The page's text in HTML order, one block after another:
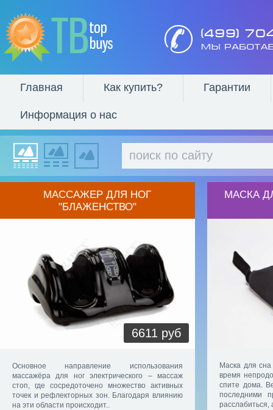
Главная Как купить? Гарантии
Информация о нас
МАССАЖЕР ДЛЯ НОГ
"БЛАЖЕНСТВО"
6611 руб
Основное направление использования
массажёра для ног электрического – массаж
стоп, где сосредоточено множество активных
точек и рефлекторных зон. Благодаря влиянию
на эти области происходит..
МАСКА
Маска для сна
время
спите дома.
последними
расслабиться,